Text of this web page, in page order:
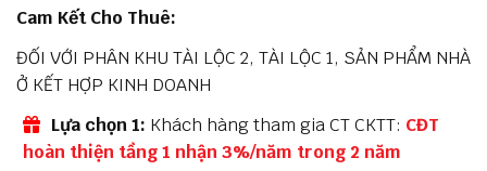
Cam Kết Cho Thuê:
ĐỐI VỚI PHÂN KHU TÀI LỘC 2, TÀI LỘC 1, SẢN PHẨM NHÀ
Ở KẾT HỢP KINH DOANH
Lựa chọn 1: Khách hàng tham gia CT CKTT: CĐT
hoàn thiện tầng 1 nhận 3%/năm trong 2 năm